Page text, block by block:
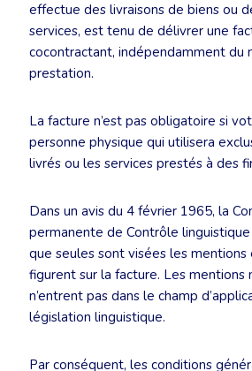
effectue des livraisons de biens ou
services, est tenu de délivrer une
cocontractant, indépendamment du
prestation.
La facture n’est pas obligatoire si
personne physique qui utilisera
livrés ou les services prestés à des
Dans un avis du 4 février 1965, la
permanente de Contrôle
que seules sont visées les mentions
figurent sur la facture. Les mentions
n’entrent pas dans le champ
législation linguistique.
Par conséquent, les conditions